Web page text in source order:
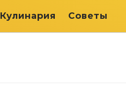
Кулинария Советы